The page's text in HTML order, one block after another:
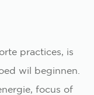
practices, is
wil beginnen.
focus of